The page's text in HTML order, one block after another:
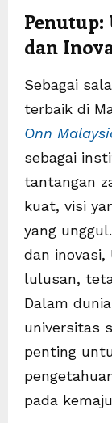
dan
Sebagai
terbaik di
Onn
sebagai
tantangan
kuat, visi
yang
dan
lulusan,
Dalam
universitas
penting
pada